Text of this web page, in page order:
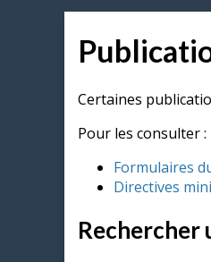
Certaines
Pour les consulter :
Formulaires
Directives
Rechercher